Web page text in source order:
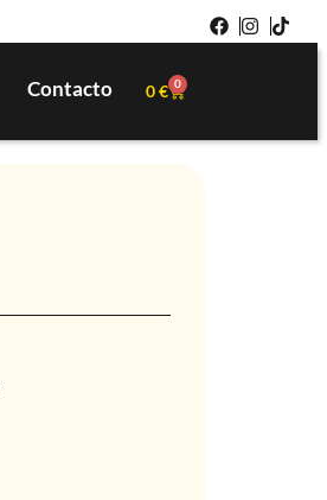
Contacto 0€ 0